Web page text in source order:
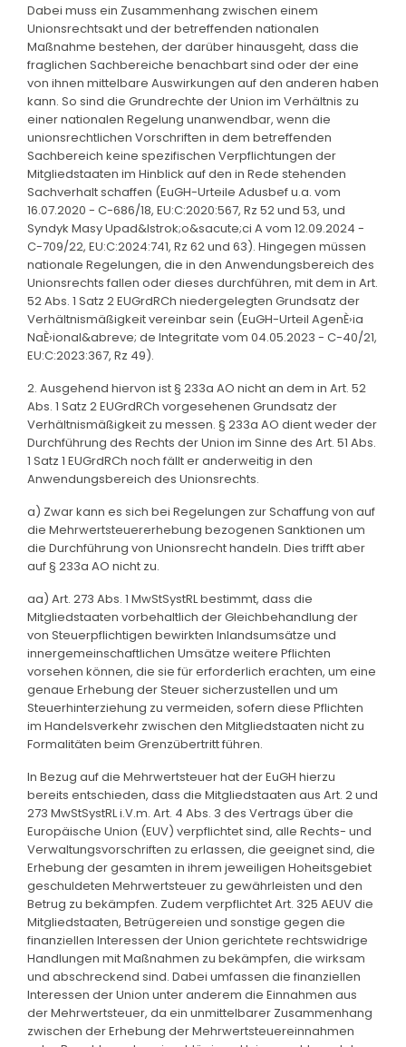
Dabei muss ein Zusammenhang zwischen einem
Unionsrechtsakt und der betreffenden nationalen
Maßnahme bestehen, der darüber hinausgeht, dass die
fraglichen Sachbereiche benachbart sind oder der eine
von ihnen mittelbare Auswirkungen auf den anderen haben
kann. So sind die Grundrechte der Union im Verhältnis zu
einer nationalen Regelung unanwendbar, wenn die
unionsrechtlichen Vorschriften in dem betreffenden
Sachbereich keine spezifischen Verpflichtungen der
Mitgliedstaaten im Hinblick auf den in Rede stehenden
Sachverhalt schaffen (EuGH-Urteile Adusbef u.a. vom
16.07.2020 - C-686/18, EU:C:2020:567, Rz 52 und 53, und
Syndyk Masy Upad&lstrok;o&sacute;ci A vom 12.09.2024 -
C-709/22, EU:C:2024:741, Rz 62 und 63). Hingegen müssen
nationale Regelungen, die in den Anwendungsbereich des
Unionsrechts fallen oder dieses durchführen, mit dem in Art.
52 Abs. 1 Satz 2 EUGrdRCh niedergelegten Grundsatz der
Verhältnismäßigkeit vereinbar sein (EuGH-Urteil AgenÈ›ia
NaÈ›ional&abreve; de Integritate vom 04.05.2023 - C-40/21,
EU:C:2023:367, Rz 49).
2. Ausgehend hiervon ist § 233a AO nicht an dem in Art. 52
Abs. 1 Satz 2 EUGrdRCh vorgesehenen Grundsatz der
Verhältnismäßigkeit zu messen. § 233a AO dient weder der
Durchführung des Rechts der Union im Sinne des Art. 51 Abs.
1 Satz 1 EUGrdRCh noch fällt er anderweitig in den
Anwendungsbereich des Unionsrechts.
a) Zwar kann es sich bei Regelungen zur Schaffung von auf
die Mehrwertsteuererhebung bezogenen Sanktionen um
die Durchführung von Unionsrecht handeln. Dies trifft aber
auf § 233a AO nicht zu.
aa) Art. 273 Abs. 1 MwStSystRL bestimmt, dass die
Mitgliedstaaten vorbehaltlich der Gleichbehandlung der
von Steuerpflichtigen bewirkten Inlandsumsätze und
innergemeinschaftlichen Umsätze weitere Pflichten
vorsehen können, die sie für erforderlich erachten, um eine
genaue Erhebung der Steuer sicherzustellen und um
Steuerhinterziehung zu vermeiden, sofern diese Pflichten
im Handelsverkehr zwischen den Mitgliedstaaten nicht zu
Formalitäten beim Grenzübertritt führen.
In Bezug auf die Mehrwertsteuer hat der EuGH hierzu
bereits entschieden, dass die Mitgliedstaaten aus Art. 2 und
273 MwStSystRL i.V.m. Art. 4 Abs. 3 des Vertrags über die
Europäische Union (EUV) verpflichtet sind, alle Rechts- und
Verwaltungsvorschriften zu erlassen, die geeignet sind, die
Erhebung der gesamten in ihrem jeweiligen Hoheitsgebiet
geschuldeten Mehrwertsteuer zu gewährleisten und den
Betrug zu bekämpfen. Zudem verpflichtet Art. 325 AEUV die
Mitgliedstaaten, Betrügereien und sonstige gegen die
finanziellen Interessen der Union gerichtete rechtswidrige
Handlungen mit Maßnahmen zu bekämpfen, die wirksam
und abschreckend sind. Dabei umfassen die finanziellen
Interessen der Union unter anderem die Einnahmen aus
der Mehrwertsteuer, da ein unmittelbarer Zusammenhang
zwischen der Erhebung der Mehrwertsteuereinnahmen